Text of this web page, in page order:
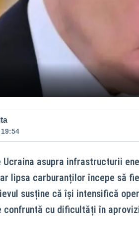
asupra infrastructurii
lipsa carburanților începe să
susține că își intensifică
confruntă cu dificultăți în